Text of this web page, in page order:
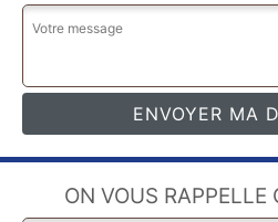
ON VOUS RAPPELLE